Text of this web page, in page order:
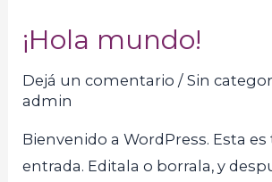
¡Hola mundo!
Dejá un comentario /Sin
admin
Bienvenido a WordPress. Esta
entrada. Editala o borrala, y